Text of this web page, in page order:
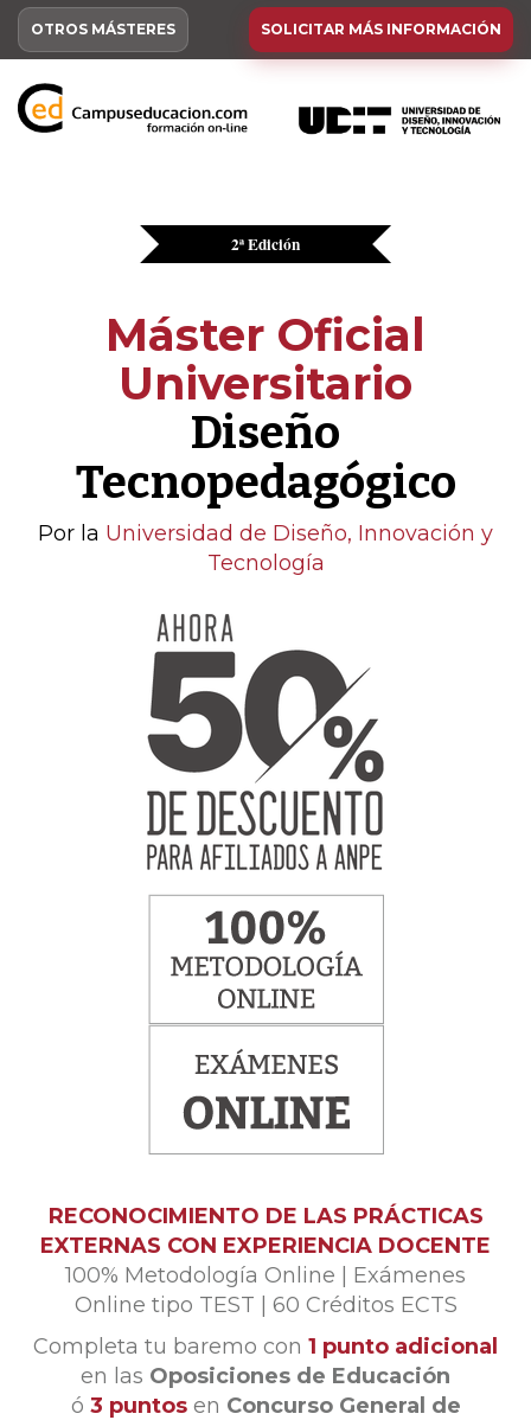
2ª Edición
Máster Oficial
Universitario
Diseño
Tecnopedagógico
Por la Universidad de Diseño, Innovación y
Tecnología
RECONOCIMIENTO DE LAS PRÁCTICAS
EXTERNAS CON EXPERIENCIA DOCENTE
100% Metodología Online
Exámenes
Online tipo TEST
60 Créditos ECTS
Completa tu baremo con 1 punto adicional
en las Oposiciones de Educación
ó 3 puntosen Concurso General de
OTROS MÁSTERES SOLICITAR MÁS INFORMACIÓN